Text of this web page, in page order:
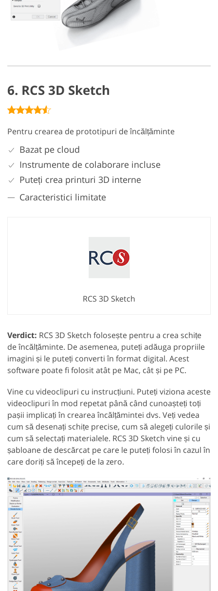
6. RCS 3D Sketch
Pentru crearea de prototipuri de încălțăminte
Bazat pe cloud
Instrumente de colaborare incluse
Puteți crea printuri 3D interne
Caracteristici limitate
RCS 3D Sketch
Verdict: RCS 3D Sketch folosește pentru a crea schițe
de încălțăminte. De asemenea, puteți adăuga propriile
imagini și le puteți converti în format digital. Acest
software poate fi folosit atât pe Mac, cât și pe PC.
Vine cu videoclipuri cu instrucțiuni. Puteți viziona aceste
videoclipuri în mod repetat până când cunoașteți toți
pașii implicați în crearea încălțămintei dvs. Veți vedea
cum să desenați schițe precise, cum să alegeți culorile și
cum să selectați materialele. RCS 3D Sketch vine și cu
șabloane de descărcat pe care le puteți folosi în cazul în
care doriți să începeți de la zero.